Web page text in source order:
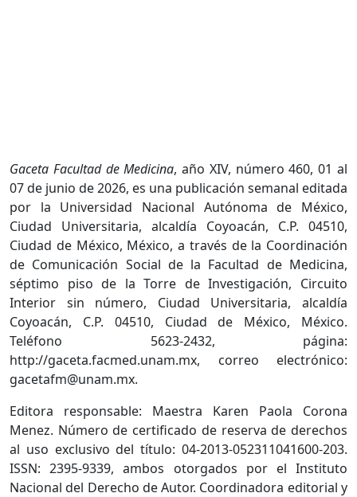
Gaceta Facultad de Medicina, año XIV, número 460, 01 al
07 de junio de 2026, es una publicación semanal editada
por la Universidad Nacional Autónoma de México,
Ciudad Universitaria, alcaldía Coyoacán, C.P. 04510,
Ciudad de México, México, a través de la Coordinación
de Comunicación Social de la Facultad de Medicina,
séptimo piso de la Torre de Investigación, Circuito
Interior sin número, Ciudad Universitaria, alcaldía
Coyoacán, C.P. 04510, Ciudad de México, México.
Teléfono 5623-2432, página:
http://gaceta.facmed.unam.mx, correo electrónico:
gacetafm@unam.mx.
Editora responsable: Maestra Karen Paola Corona
Menez. Número de certificado de reserva de derechos
al uso exclusivo del título: 04-2013-052311041600-203.
ISSN: 2395-9339, ambos otorgados por el Instituto
Nacional del Derecho de Autor. Coordinadora editorial y